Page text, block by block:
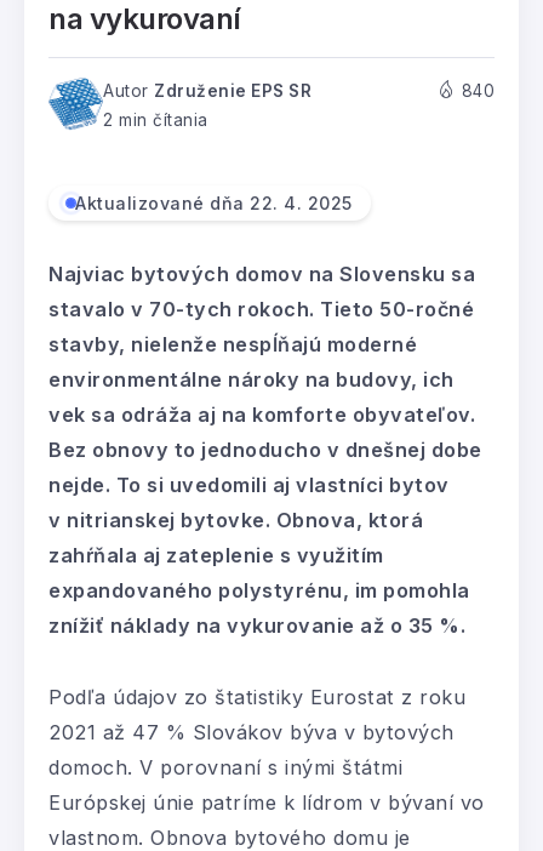
na vykurovaní
Autor Združenie EPS SR
2 min čítania
840
Aktualizované dňa 22. 4. 2025
Najviac bytových domov na Slovensku sa
stavalo v 70-tych rokoch. Tieto 50-ročné
stavby, nielenže nespĺňajú moderné
environmentálne nároky na budovy, ich
vek sa odráža aj na komforte obyvateľov.
Bez obnovy to jednoducho v dnešnej dobe
nejde. To si uvedomili aj vlastníci bytov
v nitrianskej bytovke. Obnova, ktorá
zahŕňala aj zateplenie s využitím
expandovaného polystyrénu, im pomohla
znížiť náklady na vykurovanie až o 35 %.
Podľa údajov zo štatistiky Eurostat z roku
2021 až 47 % Slovákov býva v bytových
domoch. V porovnaní s inými štátmi
Európskej únie patríme k lídrom v bývaní vo
vlastnom. Obnova bytového domu je